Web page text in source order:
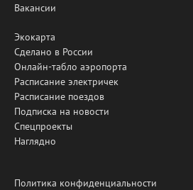
Вакансии
Экокарта
Сделано в России
Онлайн-табло аэропорта
Расписание электричек
Расписание поездов
Подписка на новости
Спецпроекты
Наглядно
Политика конфиденциальности